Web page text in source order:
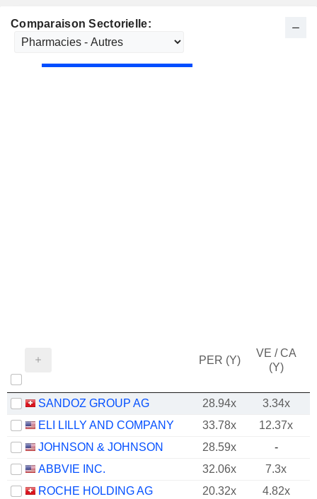
Comparaison Sectorielle:
PER (Y)
VE / CA
(Y)
SANDOZ GROUP AG 28.94x 3.34x
ELI LILLY AND COMPANY
33.78x 12.37x
JOHNSON & JOHNSON
28.59x
-
ABBVIE INC.
32.06x 7.3x
ROCHE HOLDING AG
20.32x 4.82x